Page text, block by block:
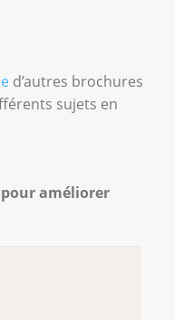
d’autres brochures
sujets en
améliorer